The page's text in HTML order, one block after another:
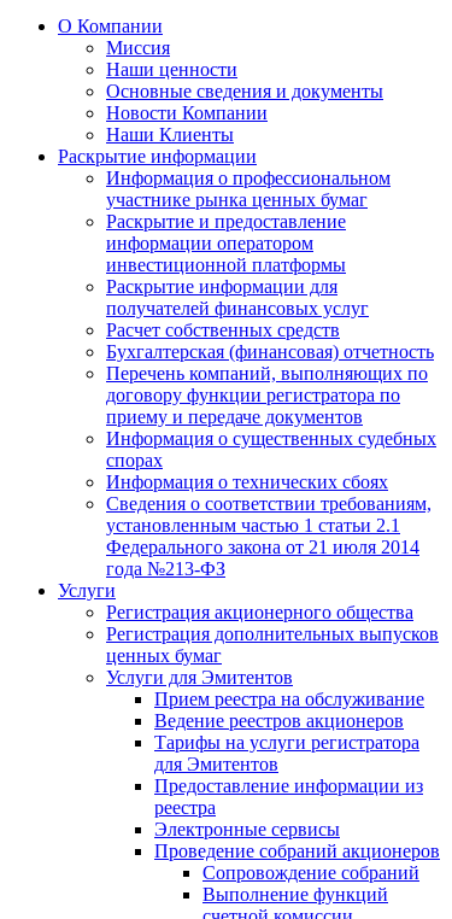
О Компании
Миссия
Наши ценности
Основные сведения и документы
Новости Компании
Наши Клиенты
Раскрытие информации
Информация о профессиональном
участнике рынка ценных бумаг
Раскрытие и предоставление
информации оператором
инвестиционной платформы
Раскрытие информации для
получателей финансовых услуг
Расчет собственных средств
Бухгалтерская (финансовая) отчетность
Перечень компаний, выполняющих по
договору функции регистратора по
приему и передаче документов
Информация о существенных судебных
спорах
Информация о технических сбоях
Сведения о соответствии требованиям,
установленным частью 1 статьи 2.1
Федерального закона от 21 июля 2014
года №213-ФЗ
Услуги
Регистрация акционерного общества
Регистрация дополнительных выпусков
ценных бумаг
Услуги для Эмитентов
Прием реестра на обслуживание
Ведение реестров акционеров
Тарифы на услуги регистратора
для Эмитентов
Предоставление информации из
реестра
Электронные сервисы
Проведение собраний акционеров
Сопровождение собраний
Выполнение функций